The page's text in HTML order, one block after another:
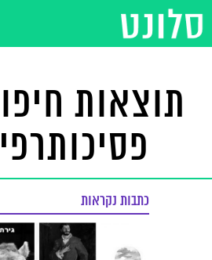
תוצאות
כתבות נקראות